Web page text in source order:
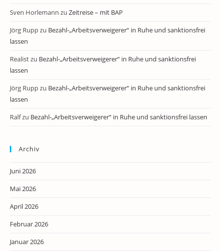
Sven Horlemann zu Zeitreise – mit BAP
Jörg Ruppzu Bezahl-„Arbeitsverweigerer“ in Ruhe und sanktionsfrei
lassen
Realistzu Bezahl-„Arbeitsverweigerer“ in Ruhe und sanktionsfrei
lassen
Jörg Ruppzu Bezahl-„Arbeitsverweigerer“ in Ruhe und sanktionsfrei
lassen
Ralfzu Bezahl-„Arbeitsverweigerer“ in Ruhe und sanktionsfrei lassen
Archiv
Juni 2026
Mai 2026
April 2026
Februar 2026
Januar 2026